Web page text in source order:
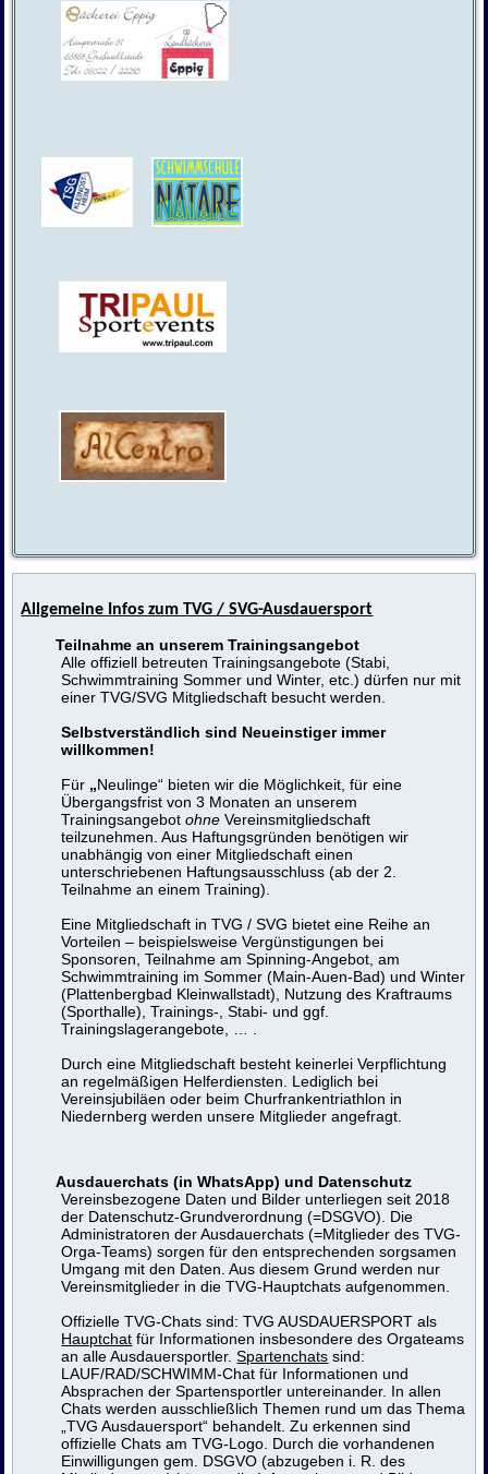
Allgemeine Infos zum TVG / SVG-Ausdauersport
Teilnahme an unserem Trainingsangebot
Alle offiziell betreuten Trainingsangebote (Stabi,
Schwimmtraining Sommer und Winter, etc.) dürfen nur mit
einer TVG/SVG Mitgliedschaft besucht werden.
Selbstverständlich sind Neueinstiger immer
willkommen!
Für „Neulinge“ bieten wir die Möglichkeit, für eine
Übergangsfrist von 3 Monaten an unserem
Trainingsangebotohne Vereinsmitgliedschaft
teilzunehmen. Aus Haftungsgründen benötigen wir
unabhängig von einer Mitgliedschaft einen
unterschriebenen Haftungsausschluss (ab der 2.
Teilnahme an einem Training).
Eine Mitgliedschaft in TVG / SVG bietet eine Reihe an
Vorteilen – beispielsweise Vergünstigungen bei
Sponsoren, Teilnahme am Spinning-Angebot, am
Schwimmtraining im Sommer (Main-Auen-Bad) und Winter
(Plattenbergbad Kleinwallstadt), Nutzung des Kraftraums
(Sporthalle), Trainings-, Stabi- und ggf.
Trainingslagerangebote, … .
Durch eine Mitgliedschaft besteht keinerlei Verpflichtung
an regelmäßigen Helferdiensten. Lediglich bei
Vereinsjubiläen oder beim Churfrankentriathlon in
Niedernberg werden unsere Mitglieder angefragt.
Ausdauerchats (in WhatsApp) und Datenschutz
Vereinsbezogene Daten und Bilder unterliegen seit 2018
der Datenschutz-Grundverordnung (=DSGVO). Die
Administratoren der Ausdauerchats (=Mitglieder des TVG-
Orga-Teams) sorgen für den entsprechenden sorgsamen
Umgang mit den Daten. Aus diesem Grund werden nur
Vereinsmitglieder in die TVG-Hauptchats aufgenommen.
Offizielle TVG-Chats sind: TVG AUSDAUERSPORT als
Hauptchat für Informationen insbesondere des Orgateams
an alle Ausdauersportler.Spartenchats sind:
LAUF/RAD/SCHWIMM-Chat für Informationen und
Absprachen der Spartensportler untereinander. In allen
Chats werden ausschließlich Themen rund um das Thema
„TVG Ausdauersport“ behandelt. Zu erkennen sind
offizielle Chats am TVG-Logo. Durch die vorhandenen
Einwilligungen gem. DSGVO (abzugeben i. R. des